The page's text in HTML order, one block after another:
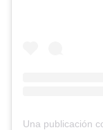
Una publicación